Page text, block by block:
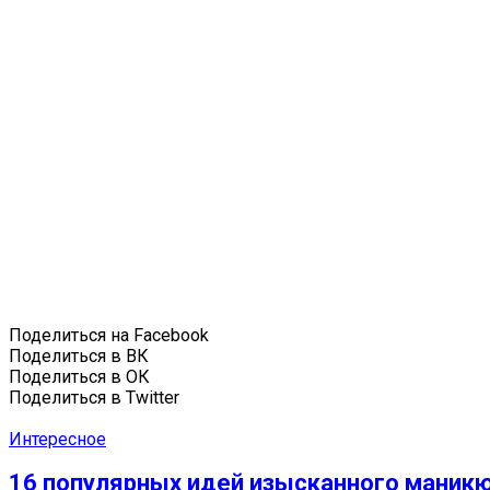
Поделиться на Facebook
Поделиться в ВК
Поделиться в ОК
Поделиться в Twitter
Интересное
16 популярных идей изысканного